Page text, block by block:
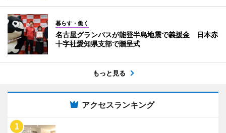
暮らす・働く
名古屋グランパスが能登半島地震で義援金 日本赤
十字社愛知県支部で贈呈式
もっと見る
アクセスランキング